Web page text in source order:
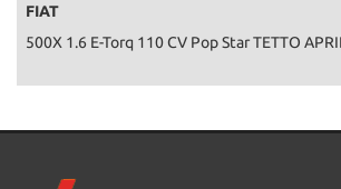
FIAT
500X 1.6 E-Torq 110 CV Pop Star TETTO